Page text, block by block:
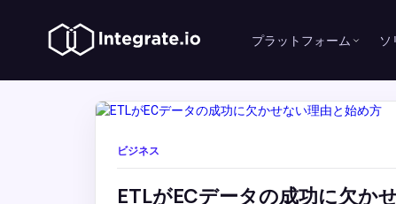
プラットフォーム ソ
ビジネス
ETLがECデータの成功に欠か